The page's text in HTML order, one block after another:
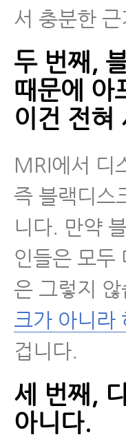
서 충분한
두 번째,
때문에 아
이건 전혀
MRI에서 디
즉 블랙디스
니다. 만약
인들은 모두
은 그렇지
크가 아니라
겁니다.
세 번째,
아니다.